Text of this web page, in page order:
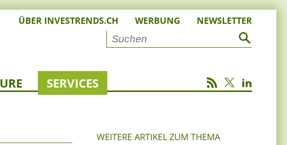
ÜBER INVESTRENDS.CH WERBUNG NEWSLETTER
SERVICES
WEITERE ARTIKEL ZUM THEMA